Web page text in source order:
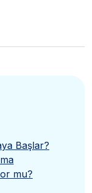
Başlar?
mu?